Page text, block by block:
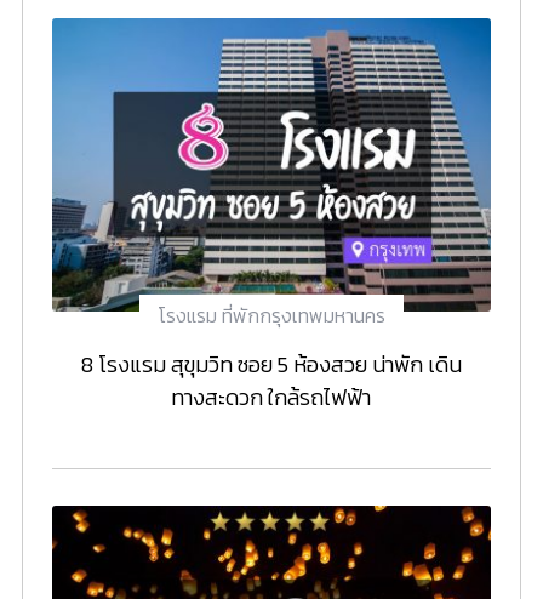
โรงแรม ที่พักกรุงเทพมหานคร
8 โรงแรม สุขุมวิท ซอย 5 ห้องสวย น่าพัก เดิน
ทางสะดวก ใกล้รถไฟฟ้า